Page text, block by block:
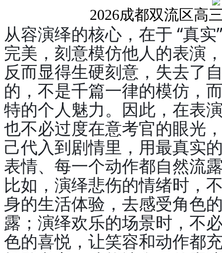
2026成都双流区高
从容演绎的核心，在于 “真
完美，刻意模仿他人的表演
反而显得生硬刻意，失去了
的，不是千篇一律的模仿，
特的个人魅力。因此，在表
也不必过度在意考官的眼光
己代入到剧情里，用最真实
表情、每一个动作都自然流
比如，演绎悲伤的情绪时，
身的生活体验，去感受角色
露；演绎欢乐的场景时，不
色的喜悦，让笑容和动作都